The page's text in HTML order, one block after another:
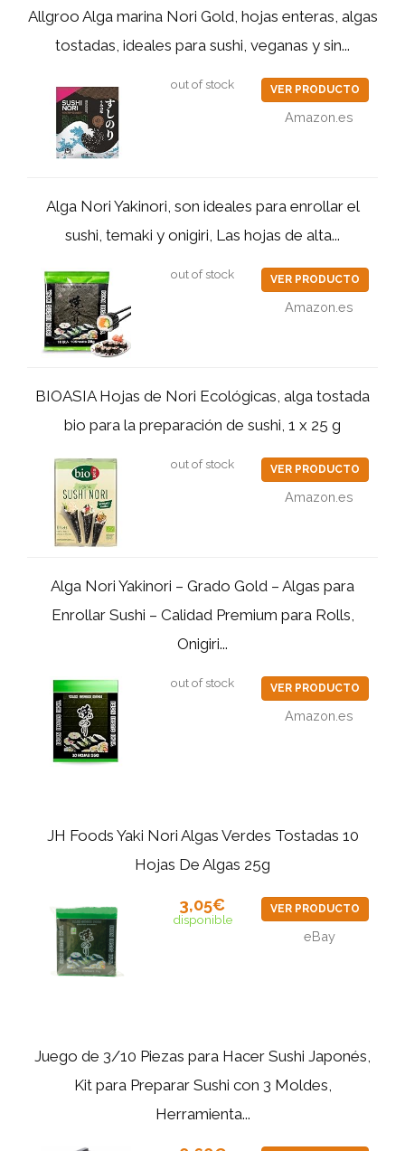
Allgroo Alga marina Nori Gold, hojas enteras, algas
tostadas, ideales para sushi, veganas y sin...
out of stock VER PRODUCTO
Amazon.es
Alga Nori Yakinori, son ideales para enrollar el
sushi, temaki y onigiri, Las hojas de alta...
out of stock VER PRODUCTO
Amazon.es
BIOASIA Hojas de Nori Ecológicas, alga tostada
bio para la preparación de sushi, 1 x 25 g
out of stock VER PRODUCTO
Amazon.es
Alga Nori Yakinori – Grado Gold – Algas para
Enrollar Sushi – Calidad Premium para Rolls,
Onigiri...
out of stock VER PRODUCTO
Amazon.es
JH Foods Yaki Nori Algas Verdes Tostadas 10
Hojas De Algas 25g
3,05€
disponible
VER PRODUCTO
eBay
Juego de 3/10 Piezas para Hacer Sushi Japonés,
Kit para Preparar Sushi con 3 Moldes,
Herramienta...